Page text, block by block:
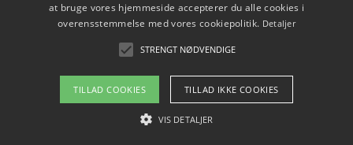
Copyright 2026 - Pilanto Aps
Om / kontakt
Blog Betingelser
at bruge vores hjemmeside accepterer du alle cookies i
overensstemmelse med vores cookiepolitik. Detaljer
STRENGT NØDVENDIGE
TILLAD COOKIES TILLAD IKKE COOKIES
VIS DETALJER